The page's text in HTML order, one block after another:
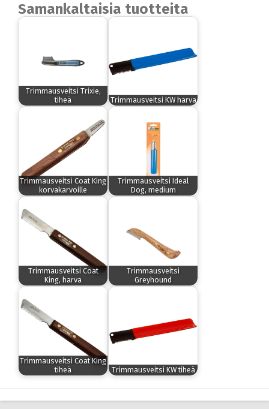
Samankaltaisia tuotteita
Trimmausveitsi Trixie,
tiheä
Trimmausveitsi KW harva
Trimmausveitsi Coat King
korvakarvoille
Trimmausveitsi Ideal
Dog, medium
Trimmausveitsi Coat
King, harva
Trimmausveitsi
Greyhound
Trimmausveitsi Coat King
tiheä
Trimmausveitsi KW tiheä